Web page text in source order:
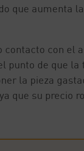
que aumenta
contacto con el
punto de que la
la pieza
que su precio